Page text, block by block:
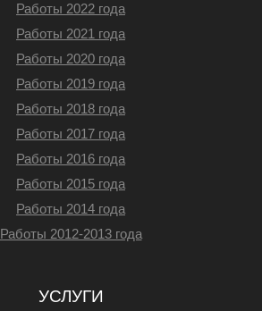
Работы 2022 года
Работы 2021 года
Работы 2020 года
Работы 2019 года
Работы 2018 года
Работы 2017 года
Работы 2016 года
Работы 2015 года
Работы 2014 года
Работы 2012-2013 года
УСЛУГИ